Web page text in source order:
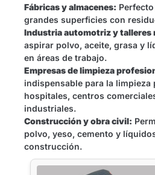
Fábricas y almacenes:
grandes superficies con
Industria automotriz y talleres
aspirar polvo, aceite, grasa y
en áreas de trabajo.
Empresas de limpieza
indispensable para la limpieza
hospitales, centros
industriales.
Construcción y obra civil:
polvo, yeso, cemento y
construcción.